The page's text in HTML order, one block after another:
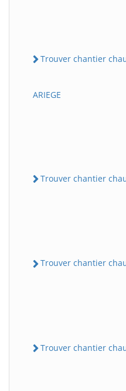
Trouver chantier
ARIEGE
Trouver chantier
Trouver chantier
Trouver chantier